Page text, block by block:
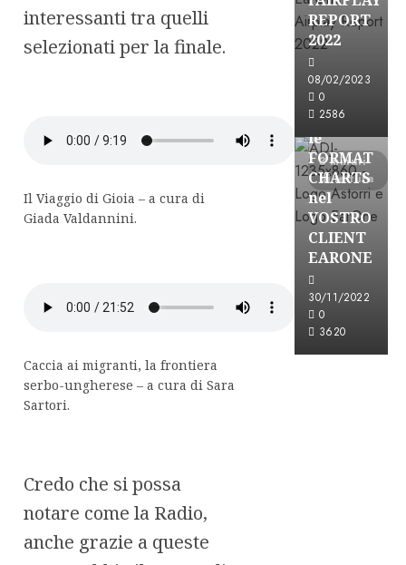
interessanti tra quelli
selezionati per la finale.
Il Viaggio di Gioia – a cura di
Giada Valdannini.
Caccia ai migranti, la frontiera
serbo-ungherese – a cura di Sara
Sartori.
Credo che si possa
notare come la Radio,
anche grazie a queste
REPORT
2022
08/02/2023
0
2586
3 minuti
di lettura
Partnership
le
FORMAT
CHARTS
nel
VOSTRO
CLIENT
EARONE
30/11/2022
0
3620